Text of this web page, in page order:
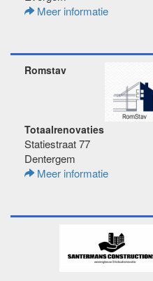
Meer informatie
Romstav
Totaalrenovaties
Statiestraat 77
Dentergem
Meer informatie